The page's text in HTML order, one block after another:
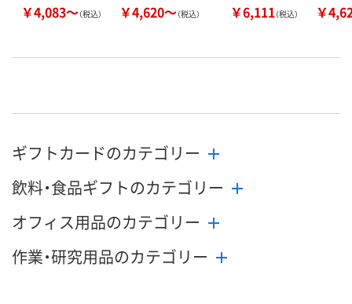
￥4,083～（税込） ￥4,620～（税込） ￥6,111（税込） ￥
ギフトカードのカテゴリー
飲料・食品ギフトのカテゴリー
オフィス用品のカテゴリー
作業・研究用品のカテゴリー